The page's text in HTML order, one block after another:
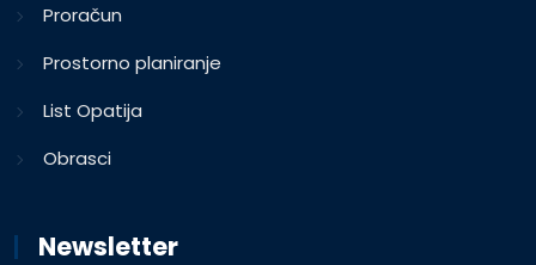
Proračun
Prostorno planiranje
List Opatija
Obrasci
Newsletter